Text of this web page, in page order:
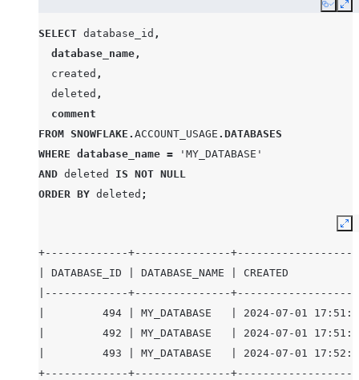
Copy
SELECT database_id ,
database_name ,
created ,
deleted ,
comment
FROM SNOWFLAKE . ACCOUNT_USAGE . DATABASES
WHERE database_name =
'MY_DATABASE'
AND deleted IS NOT NULL
ORDER BY deleted ;
+-------------+---------------
| DATABASE_ID | DATABASE_NAME |
|-------------+---------------
|         494 | MY_DATABASE   | 2024-07-01
|         492 | MY_DATABASE   | 2024-07-01
|         493 | MY_DATABASE   | 2024-07-01
+-------------+---------------